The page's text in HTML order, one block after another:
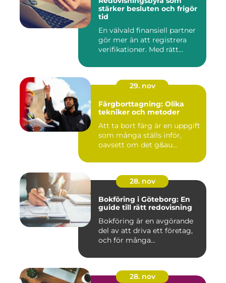
stärker besluten och frigör
tid
En välvald finansiell partner
gör mer än att registrera
verifikationer. Med rätt...
29. nov
Färgborttagning: Olika
tekniker och metoder
Att ta bort färg är en uppgift
som många ställs inför,
oavsett om det g&au...
28. nov
Bokföring i Göteborg: En
guide till rätt redovisning
Bokföring är en avgörande
del av att driva ett företag,
och för många...
28. nov